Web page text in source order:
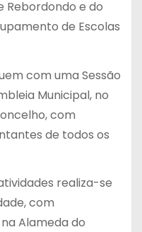
Rebordondo e do
de Escolas
com uma Sessão
Municipal, no
com
de todos os
realiza-se
com
Alameda do